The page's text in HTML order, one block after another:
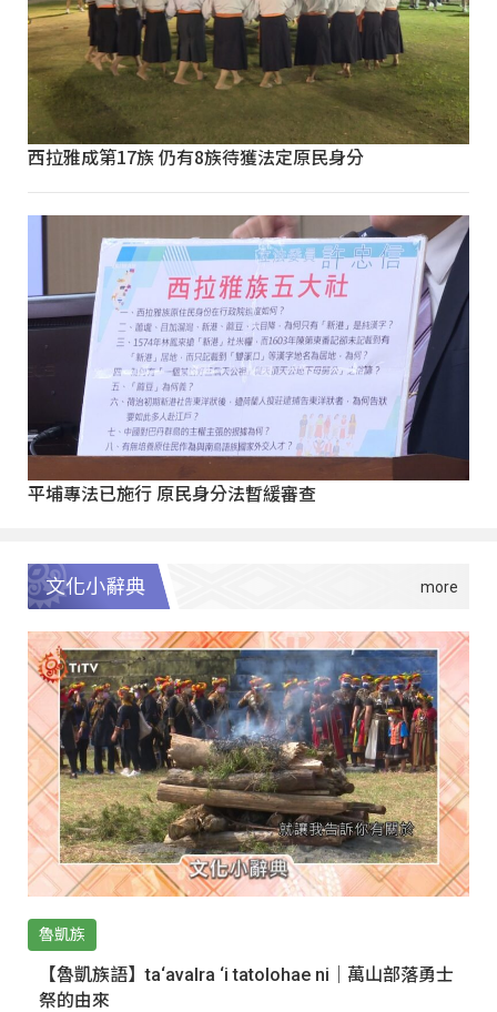
西拉雅成第17族 仍有8族待獲法定原民身分
平埔專法已施行 原民身分法暫緩審查
文化小辭典
魯凱族
【魯凱族語】ta‘avalra ‘i tatolohae ni｜萬山部落勇士
祭的由來